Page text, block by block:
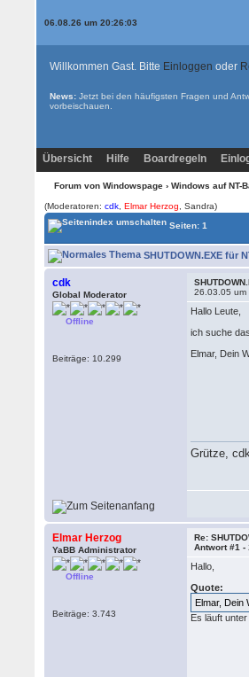
06.08.26 um 20:26:03
Willkommen Gast. Bitte Einloggen oder
News: Jetzt bei den häufigsten Fragen und
vorbeischauen.
Übersicht Hilfe Boardregeln
Forum von Windowspage› Windows auf NT-
(Moderatoren:cdk ,Elmar Herzog
, Sandra)
Seiten: 1
SHUTDOWN.EXE für
cdk
Global Moderator
Offline
Beiträge: 10.299
26.03.05 um
Hallo Leute,
ich suche
Elmar, Dein
Grütze,
Elmar Herzog
YaBB Administrator
Offline
Beiträge: 3.743
Re:
Antwort #1 -
Hallo,
Quote:
Elmar, Dein
Es läuft